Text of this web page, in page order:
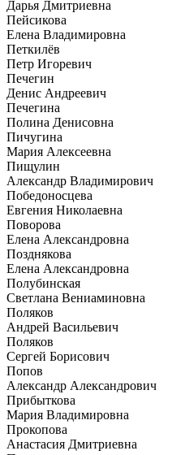
Дарья Дмитриевна
Пейсикова
Елена Владимировна
Петкилёв
Петр Игоревич
Печегин
Денис Андреевич
Печегина
Полина Денисовна
Пичугина
Мария Алексеевна
Пищулин
Александр Владимирович
Победоносцева
Евгения Николаевна
Поворова
Елена Александровна
Позднякова
Елена Александровна
Полубинская
Светлана Вениаминовна
Поляков
Андрей Васильевич
Поляков
Сергей Борисович
Попов
Александр Александрович
Прибыткова
Мария Владимировна
Прокопова
Анастасия Дмитриевна